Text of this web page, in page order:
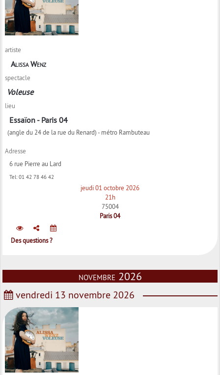
artiste
Alissa Wenz
spectacle
Voleuse
lieu
Essaïon - Paris 04
(angle du 24 de la rue du Renard) - métro Rambuteau
Adresse
6 rue Pierre au Lard
Tel: 01 42 78 46 42
jeudi 01 octobre 2026
21h
75004
Paris 04
Des questions ?
novembre 2026
vendredi 13 novembre 2026